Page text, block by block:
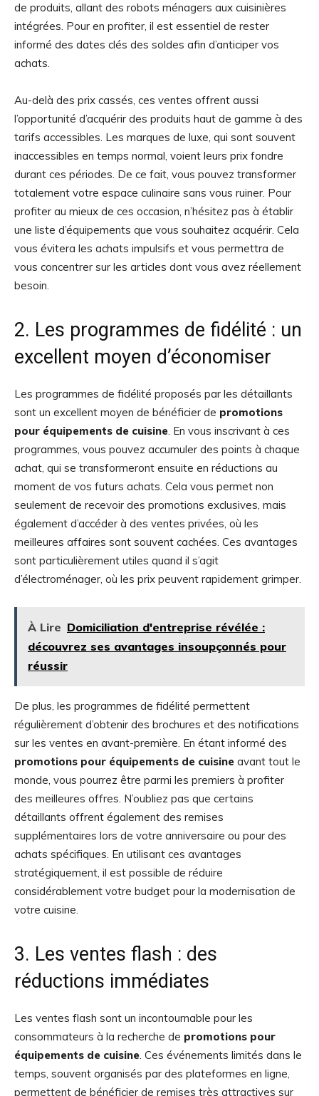
de produits, allant des robots ménagers aux cuisinières
intégrées. Pour en profiter, il est essentiel de rester
informé des dates clés des soldes afin d’anticiper vos
achats.
Au-delà des prix cassés, ces ventes offrent aussi
l’opportunité d’acquérir des produits haut de gamme à des
tarifs accessibles. Les marques de luxe, qui sont souvent
inaccessibles en temps normal, voient leurs prix fondre
durant ces périodes. De ce fait, vous pouvez transformer
totalement votre espace culinaire sans vous ruiner. Pour
profiter au mieux de ces occasion, n’hésitez pas à établir
une liste d’équipements que vous souhaitez acquérir. Cela
vous évitera les achats impulsifs et vous permettra de
vous concentrer sur les articles dont vous avez réellement
besoin.
2. Les programmes de fidélité : un
excellent moyen d’économiser
Les programmes de fidélité proposés par les détaillants
sont un excellent moyen de bénéficier de promotions
pour équipements de cuisine. En vous inscrivant à ces
programmes, vous pouvez accumuler des points à chaque
achat, qui se transformeront ensuite en réductions au
moment de vos futurs achats. Cela vous permet non
seulement de recevoir des promotions exclusives, mais
également d’accéder à des ventes privées, où les
meilleures affaires sont souvent cachées. Ces avantages
sont particulièrement utiles quand il s’agit
d’électroménager, où les prix peuvent rapidement grimper.
À Lire Domiciliation d'entreprise révélée :
découvrez ses avantages insoupçonnés pour
réussir
De plus, les programmes de fidélité permettent
régulièrement d’obtenir des brochures et des notifications
sur les ventes en avant-première. En étant informé des
promotions pour équipements de cuisine avant tout le
monde, vous pourrez être parmi les premiers à profiter
des meilleures offres. N’oubliez pas que certains
détaillants offrent également des remises
supplémentaires lors de votre anniversaire ou pour des
achats spécifiques. En utilisant ces avantages
stratégiquement, il est possible de réduire
considérablement votre budget pour la modernisation de
votre cuisine.
3. Les ventes flash : des
réductions immédiates
Les ventes flash sont un incontournable pour les
consommateurs à la recherche de promotions pour
équipements de cuisine. Ces événements limités dans le
temps, souvent organisés par des plateformes en ligne,
permettent de bénéficier de remises très attractives sur